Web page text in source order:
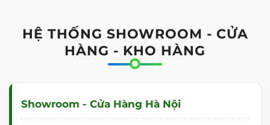
HỆ THỐNG SHOWROOM - CỬA
HÀNG - KHO HÀNG
Showroom - Cửa Hàng Hà Nội